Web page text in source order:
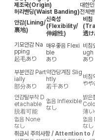
제조국(Origin)
대한
허리밴딩(Waist Banding)전체
안감(Lining/
裏地)
신축성
(Flexibility/
伸縮性)
비침
透
기모안감 Na
pping
起毛あり
매우좋음 Flexi
ble
あり
비침
ugh
あり
부분안감 Part
ially
部分あり
약간당겨짐 Slig
htly
若干あり
비침
やや
안감탈부착 D
etachable
脱着可能
없음 Inflexible
なし
밝은
薄い
없음 None
なし
없음
なし
취급시 주의사항 / Attention to